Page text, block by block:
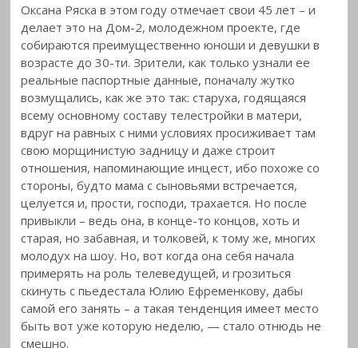
Оксана Ряска в этом году отмечает свои 45 лет – и
делает это на Дом-2, молодежном проекте, где
собираются преимущественно юноши и девушки в
возрасте до 30-ти. Зрители, как только узнали ее
реальные паспортные данные, поначалу жутко
возмущались, как же это так: старуха, годящаяся
всему основному составу телестройки в матери,
вдруг на равных с ними условиях просиживает там
свою морщинистую задницу и даже строит
отношения, напоминающие инцест, ибо похоже со
стороны, будто мама с сыновьями встречается,
целуется и, прости, господи, трахается. Но после
привыкли – ведь она, в конце-то концов, хоть и
старая, но забавная, и толковей, к тому же, многих
молодух на шоу. Но, вот когда она себя начала
примерять на роль телеведущей, и грозиться
скинуть с пьедестала Юлию Ефременкову, дабы
самой его занять – а такая тенденция имеет место
быть вот уже которую неделю, — стало отнюдь не
смешно.